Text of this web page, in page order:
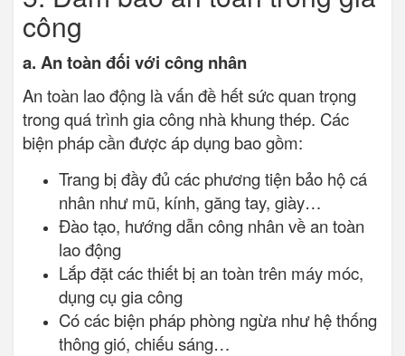
công
a. An toàn đối với công nhân
An toàn lao động là vấn đề hết sức quan trọng
trong quá trình gia công nhà khung thép. Các
biện pháp cần được áp dụng bao gồm:
Trang bị đầy đủ các phương tiện bảo hộ cá
nhân như mũ, kính, găng tay, giày…
Đào tạo, hướng dẫn công nhân về an toàn
lao động
Lắp đặt các thiết bị an toàn trên máy móc,
dụng cụ gia công
Có các biện pháp phòng ngừa như hệ thống
thông gió, chiếu sáng…